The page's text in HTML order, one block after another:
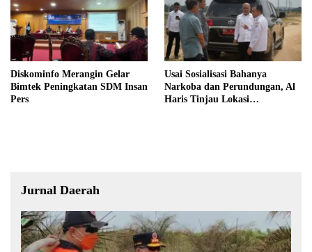
Diskominfo Merangin Gelar
Bimtek Peningkatan SDM Insan
Pers
Usai Sosialisasi Bahanya
Narkoba dan Perundungan, Al
Haris Tinjau Lokasi
Jurnal Daerah